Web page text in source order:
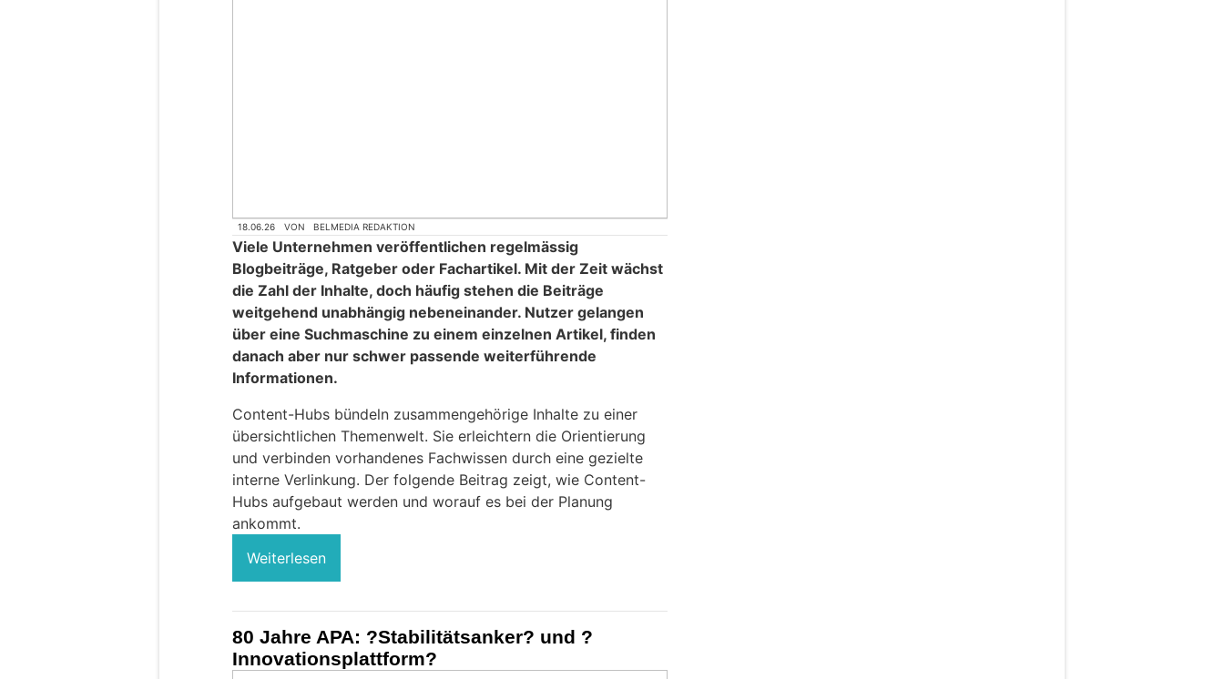
18.06.26 VON BELMEDIA REDAKTION
Viele Unternehmen veröffentlichen regelmässig
Blogbeiträge, Ratgeber oder Fachartikel. Mit der Zeit wächst
die Zahl der Inhalte, doch häufig stehen die Beiträge
weitgehend unabhängig nebeneinander. Nutzer gelangen
über eine Suchmaschine zu einem einzelnen Artikel, finden
danach aber nur schwer passende weiterführende
Informationen.
Content-Hubs bündeln zusammengehörige Inhalte zu einer
übersichtlichen Themenwelt. Sie erleichtern die Orientierung
und verbinden vorhandenes Fachwissen durch eine gezielte
interne Verlinkung. Der folgende Beitrag zeigt, wie Content-
Hubs aufgebaut werden und worauf es bei der Planung
ankommt.
Weiterlesen
80 Jahre APA: ?Stabilitätsanker? und ?
Innovationsplattform?